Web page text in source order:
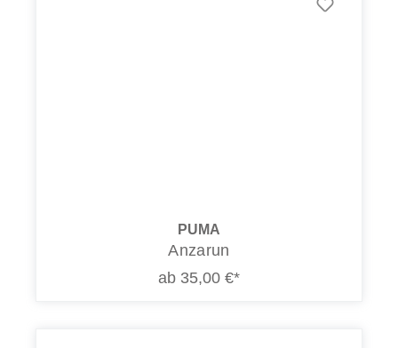
PUMA
Anzarun
ab 35,00 €*